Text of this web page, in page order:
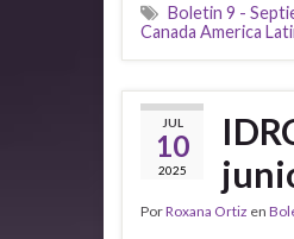
Boletin 9 -
Canada America
JUL
10
2025
PorRoxana Ortiz en